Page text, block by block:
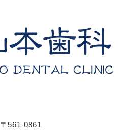
〒561-0861